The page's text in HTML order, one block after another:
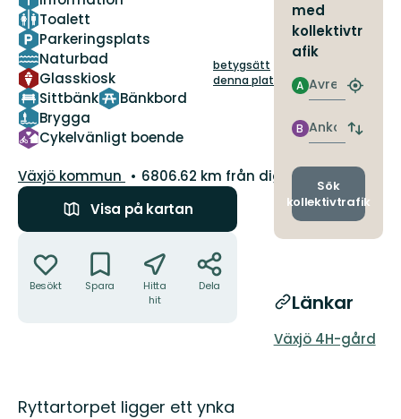
Toalett
Parkeringsplats
Naturbad
Glasskiosk
Sittbänk
Bänkbord
Brygga
Cykelvänligt boende
betygsätt
denna plats!
Guide:
Växjö kommun
6806.62 km från dig
Visa på kartan
Besökt Spara
Hitta
hit
Dela
Beskrivning
Ryttartorpet ligger ett ynka
med
kollektivtr
afik
Avresa
A
Hitta
Ankomst
B
Byt
och
Sök
kollektivtrafik
Länkar
Växjö 4H-gård